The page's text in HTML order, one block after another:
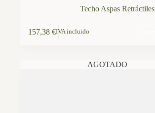
Techo Aspas Retráctiles
157,38 €IVA incluido
AGOTADO